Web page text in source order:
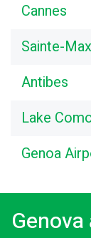
Cannes
Sainte-
Antibes
Lake
Genoa